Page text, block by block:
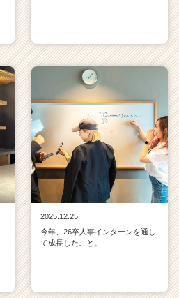
2025.12.25
今年、26卒人事インターンを通し
て成長したこと。